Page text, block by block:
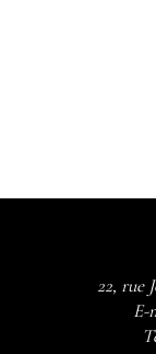
22, rue
E-